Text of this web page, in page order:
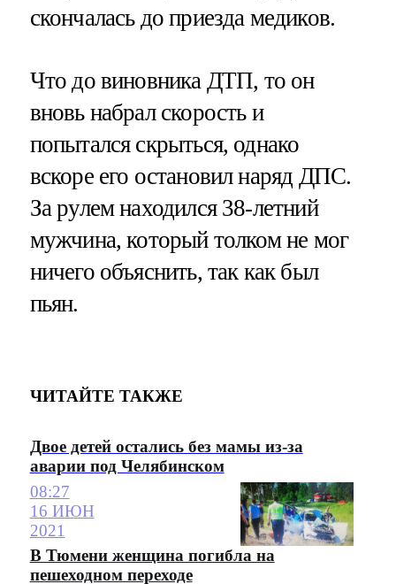
скончалась до приезда медиков.
Что до виновника ДТП, то он
вновь набрал скорость и
попытался скрыться, однако
вскоре его остановил наряд ДПС.
За рулем находился 38-летний
мужчина, который толком не мог
ничего объяснить, так как был
пьян.
ЧИТАЙТЕ ТАКЖЕ
Двое детей остались без мамы из-за
аварии под Челябинском
08:27
16 ИЮН
2021
В Тюмени женщина погибла на
пешеходном переходе